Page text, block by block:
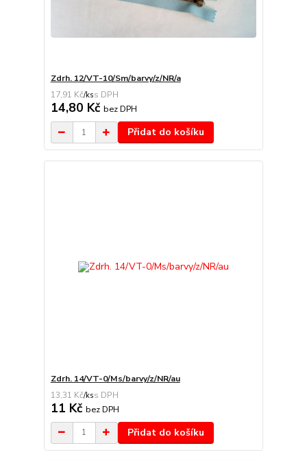
Zdrh. 12/VT-10/Sm/barvy/z/NR/a
17,91 Kč/ks
14,80 Kč bez DPH
Přidat do košíku
Zdrh. 14/VT-0/Ms/barvy/z/NR/au
13,31 Kč/ks
11 Kč bez DPH
Přidat do košíku